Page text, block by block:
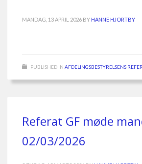
MANDAG, 13 APRIL 2026 BY HANNE HJORTBY
PUBLISHED IN AFDELINGSBESTYRELSENS
Referat GF møde
02/03/2026